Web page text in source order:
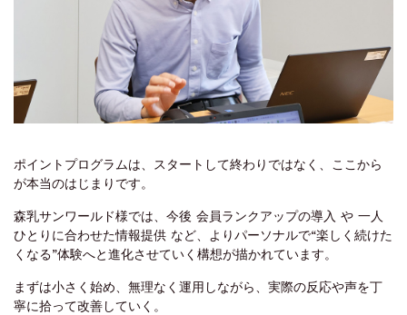
ポイントプログラムは、スタートして終わりではなく、ここから
が本当のはじまりです。
森乳サンワールド様では、今後 会員ランクアップの導入 や 一人
ひとりに合わせた情報提供 など、よりパーソナルで“楽しく続けた
くなる”体験へと進化させていく構想が描かれています。
まずは小さく始め、無理なく運用しながら、実際の反応や声を丁
寧に拾って改善していく。